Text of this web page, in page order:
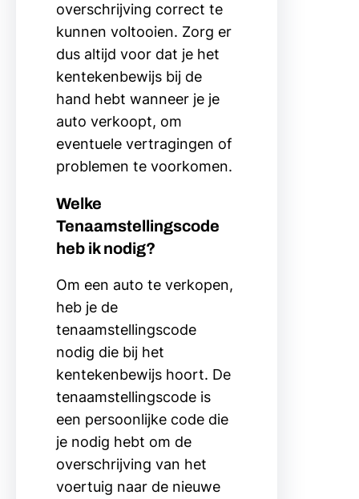
overschrijving correct te
kunnen voltooien. Zorg er
dus altijd voor dat je het
kentekenbewijs bij de
hand hebt wanneer je je
auto verkoopt, om
eventuele vertragingen of
problemen te voorkomen.
Welke
Tenaamstellingscode
heb ik nodig?
Om een auto te verkopen,
heb je de
tenaamstellingscode
nodig die bij het
kentekenbewijs hoort. De
tenaamstellingscode is
een persoonlijke code die
je nodig hebt om de
overschrijving van het
voertuig naar de nieuwe